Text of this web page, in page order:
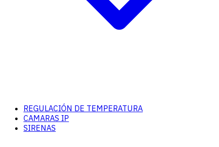
REGULACIÓN DE TEMPERATURA
CAMARAS IP
SIRENAS